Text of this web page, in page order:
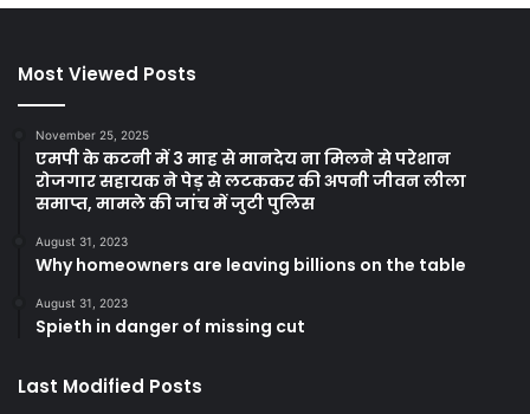
Most Viewed Posts
November 25, 2025
एमपी के कटनी में 3 माह से मानदेय ना मिलने से परेशान
रोजगार सहायक ने पेड़ से लटककर की अपनी जीवन लीला
समाप्त, मामले की जांच में जुटी पुलिस
August 31, 2023
Why homeowners are leaving billions on the table
August 31, 2023
Spieth in danger of missing cut
Last Modified Posts